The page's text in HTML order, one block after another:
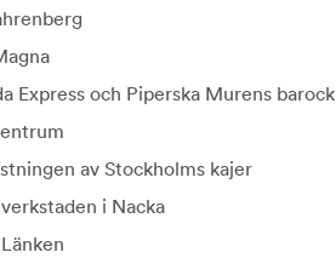
Express och Piperska Murens
av Stockholms kajer
i Nacka